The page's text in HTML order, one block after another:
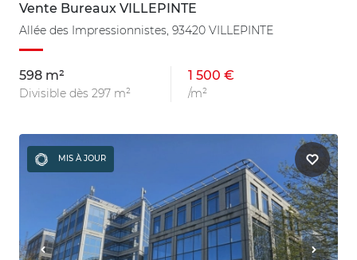
Vente Bureaux VILLEPINTE
Allée des Impressionnistes, 93420 VILLEPINTE
598 m²
Divisible dès 297 m²
1 500 €
/m²
MIS À JOUR